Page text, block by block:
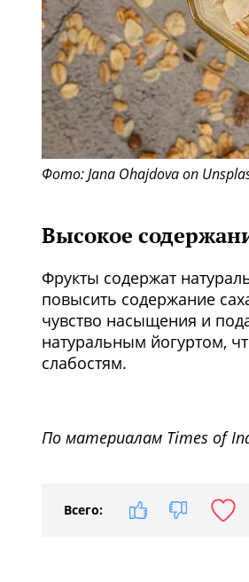
Фото: Jana Ohajdova on
Высокое
Фрукты содержат
повысить содержание
чувство насыщения и
натуральным йогуртом,
слабостям.
По материалам Times of
Всего: